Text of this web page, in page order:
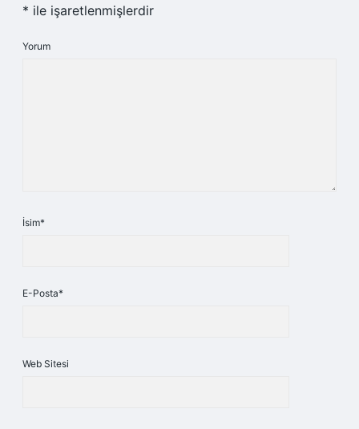
* ile işaretlenmişlerdir
Yorum
İsim*
E-Posta*
Web Sitesi